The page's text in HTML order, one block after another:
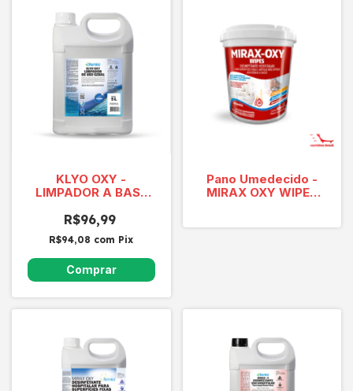
KLYO OXY -
LIMPADOR A BASE
HIDROGENIO UND 5L
R$96,99
R$94,08 com Pix
Pano Umedecido -
MIRAX OXY WIPES